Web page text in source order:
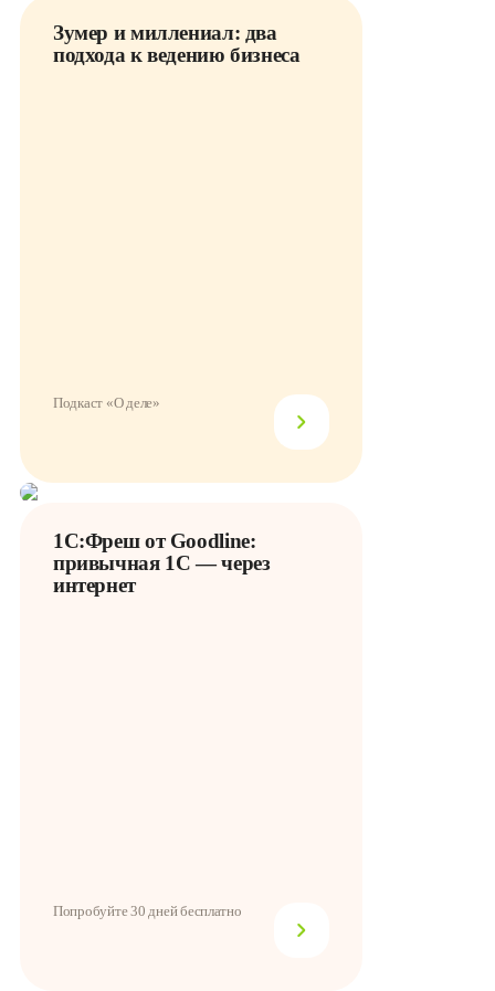
Зумер и миллениал: два
подхода к ведению бизнеса
Подкаст «О деле»
1С:Фреш от Goodline:
привычная 1С — через
интернет
Попробуйте 30 дней бесплатно